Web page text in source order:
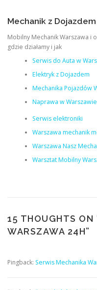
Mechanik z
Mobilny Mechanik Warszawa i
gdzie działamy i jak
Serwis do Auta w
Elektryk z Dojazdem
Mechanika Pojazdów
Naprawa w Warszawie
Serwis elektroniki
Warszawa mechanik
Warszawa Nasz
Warsztat Mobilny
15 THOUGHTS ON
WARSZAWA 24H”
Pingback: Serwis Mechanika